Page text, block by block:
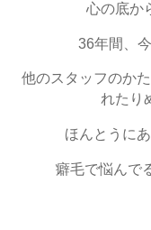
心の底か
36年間、
他のスタッフのか
れたり
ほんとうに
癖毛で悩んで